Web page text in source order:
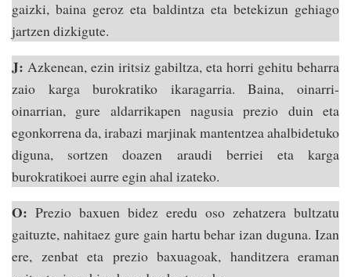
gaizki, baina geroz eta baldintza eta betekizun gehiago
jartzen dizkigute.
J: Azkenean, ezin iritsiz gabiltza, eta horri gehitu beharra
zaio karga burokratiko ikaragarria. Baina, oinarri-
oinarrian, gure aldarrikapen nagusia prezio duin eta
egonkorrena da, irabazi marjinak mantentzea ahalbidetuko
diguna, sortzen doazen araudi berriei eta karga
burokratikoei aurre egin ahal izateko.
O: Prezio baxuen bidez eredu oso zehatzera bultzatu
gaituzte, nahitaez gure gain hartu behar izan duguna. Izan
ere, zenbat eta prezio baxuagoak, handitzera eraman